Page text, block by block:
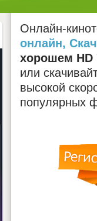
Онлайн-
онлайн,
хорошем HD
или
высокой
популярных